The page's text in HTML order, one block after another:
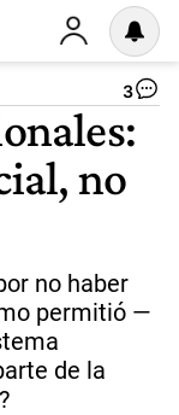
3
no
no haber
permitió —
de la